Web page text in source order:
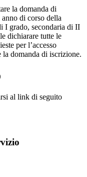
la domanda di
di corso della
I grado, secondaria di II
dichiarare tutte le
per l’accesso
la domanda di iscrizione.
al link di seguito